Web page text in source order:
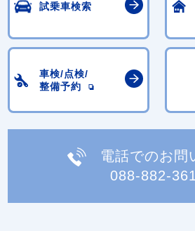
試乗車検索
車検/点検/
整備予約
電話でのお問
088-882-